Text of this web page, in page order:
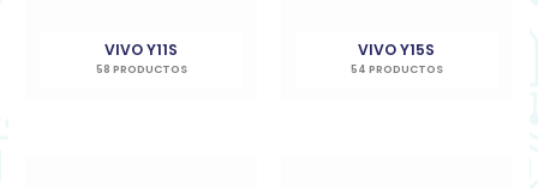
VIVO Y11S
58 PRODUCTOS
VIVO Y15S
54 PRODUCTOS